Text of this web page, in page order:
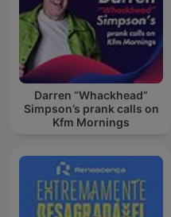
Darren “Whackhead”
Simpson’s prank calls on
Kfm Mornings